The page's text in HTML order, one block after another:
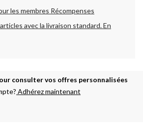
les membres Récompenses
avec la livraison standard.En
consulter vos offres personnalisées
Adhérez maintenant